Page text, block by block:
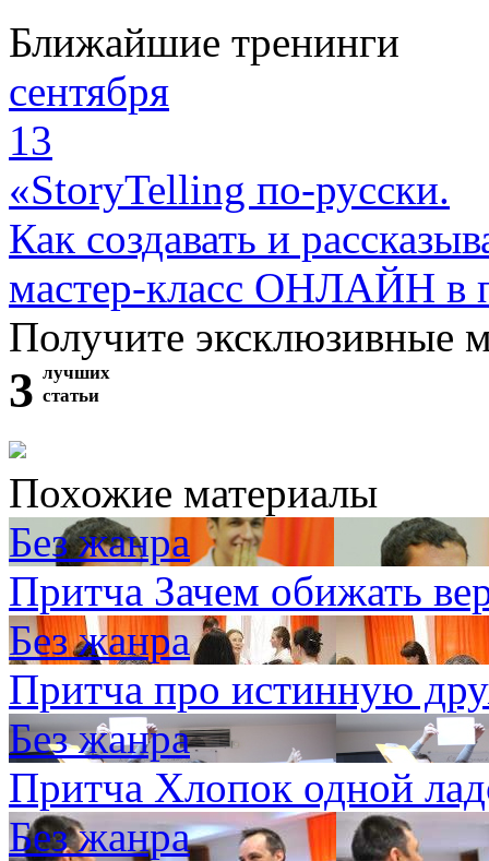
Ближайшие тренинги
сентября
13
«StoryTelling по-русски.
Как создавать и
мастер-класс ОНЛАЙН в
Получите эксклюзивные
3 лучших
статьи
Похожие материалы
Без жанра
Притча Зачем обижать
Без жанра
Притча про истинную
Без жанра
Притча Хлопок одной
Без жанра